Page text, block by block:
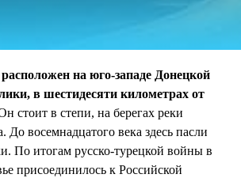
на юго-западе Донецкой
в шестидесяти километрах от
стоит в степи, на берегах реки
восемнадцатого века здесь пасли
По итогам русско-турецкой войны в
присоединилось к Российской